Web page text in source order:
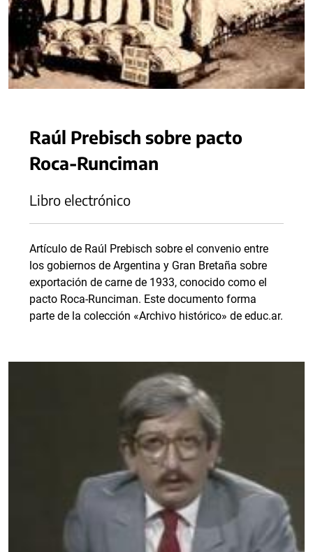
Raúl Prebisch sobre pacto
Roca-Runciman
Libro electrónico
Artículo de Raúl Prebisch sobre el convenio entre
los gobiernos de Argentina y Gran Bretaña sobre
exportación de carne de 1933, conocido como el
pacto Roca-Runciman. Este documento forma
parte de la colección «Archivo histórico» de educ.ar.